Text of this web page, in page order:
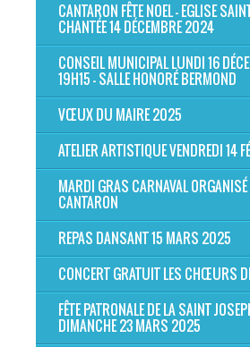
CANTARON FÊTE NOEL - EGLISE
CHANTÉE 14 DÉCEMBRE 2024
CONSEIL MUNICIPAL LUNDI 16
19H15 - SALLE HONORÉ BERMOND
VŒUX DU MAIRE 2025
ATELIER ARTISTIQUE VENDREDI 14
MARDI GRAS CARNAVAL ORGANISÉ
CANTARON
REPAS DANSANT 15 MARS 2025
CONCERT GRATUIT LES CHŒURS
FÊTE PATRONALE DE LA SAINT
DIMANCHE 23 MARS 2025